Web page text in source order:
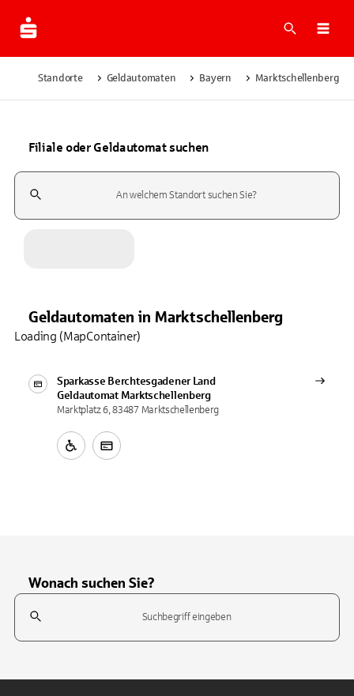
Suche
Standorte Geldautomaten Bayern Marktschellenberg
Filiale oder Geldautomat suchen
Suchfeld
Geldautomaten in Marktschellenberg
Sparkasse Berchtesgadener Land
Geldautomat Marktschellenberg
Marktplatz 6, 83487 Marktschellenberg
Loading (MapContainer)
Wonach suchen Sie?
Suchfeld